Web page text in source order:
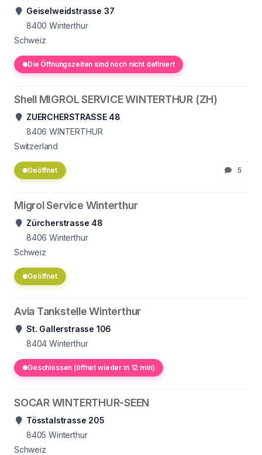
Geiselweidstrasse 37
8400 Winterthur
Schweiz
Die Öffnungszeiten sind noch nicht definiert
Shell MIGROL SERVICE WINTERTHUR (ZH)
ZUERCHERSTRASSE 48
8406 WINTERTHUR
Switzerland
Geöffnet 5
Migrol Service Winterthur
Zürcherstrasse 48
8406 Winterthur
Schweiz
Geöffnet
Avia Tankstelle Winterthur
St. Gallerstrasse 106
8404 Winterthur
Geschlossen (öffnet wieder in 12 min)
SOCAR WINTERTHUR-SEEN
Tösstalstrasse 205
8405 Winterthur
Schweiz